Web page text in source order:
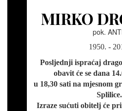
MIRKO
pok.
1950. -
Posljednji ispraćaj
obavit će se dana
u 18,30 sati na mjesnom
Splilice.
Izraze sućuti obitelj će